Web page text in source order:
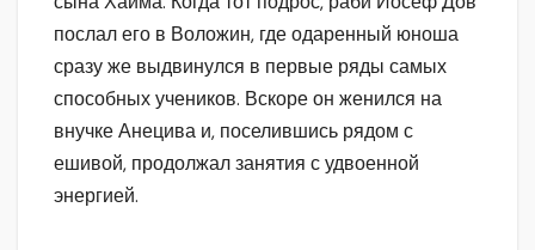
послал его в Воложин, где одаренный юноша
сразу же выдвинулся в первые ряды самых
способных учеников. Вскоре он женился на
внучке Анецива и, поселившись рядом с
ешивой, продолжал занятия с удвоенной
энергией.